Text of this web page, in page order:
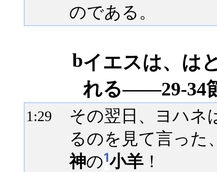
のである。
bイエスは、は
れる――29-34
1:29
その翌日、ヨハネ
るのを見て言った
神の1小羊 ！